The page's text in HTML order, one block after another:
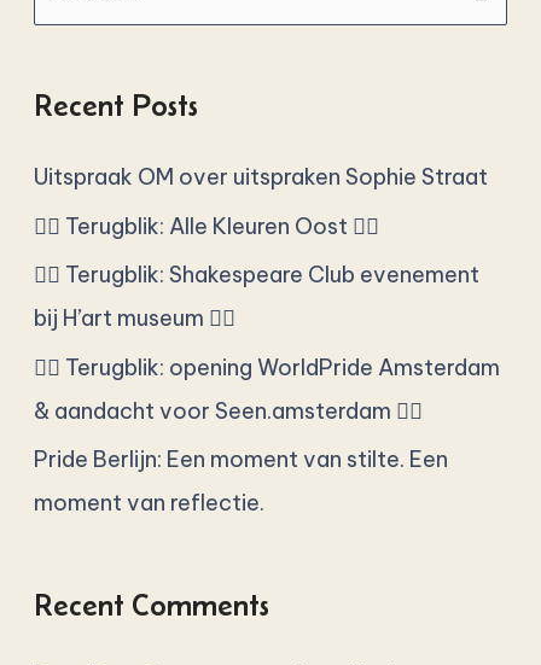
c
h
Recent Posts
Uitspraak OM over uitspraken Sophie Straat
🏳️‍🌈 Terugblik: Alle Kleuren Oost 🏳️‍🌈
🏳️‍🌈 Terugblik: Shakespeare Club evenement
bij H’art museum 🏳️‍🌈
🏳️‍🌈 Terugblik: opening WorldPride Amsterdam
& aandacht voor Seen.amsterdam 🏳️‍🌈
Pride Berlijn: Een moment van stilte. Een
moment van reflectie.
Recent Comments